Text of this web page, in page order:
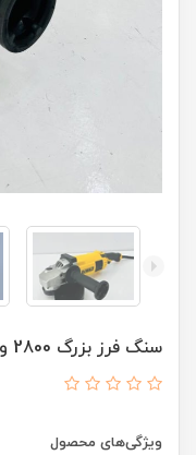
سنگ فرز بزرگ 2800 وات دیوالت مدل 12_230
ویژگی‌های محصول